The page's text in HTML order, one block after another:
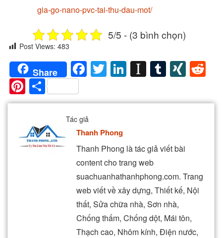
gia-go-nano-pvc-tai-thu-dau-mot/
5/5 - (3 bình chọn)
Post Views: 483
Share Facebook
Twitter
LinkedIn
Instapaper
Tumblr
Pinterest
Share
Tác giả
Thanh Phong
Thanh Phong là tác giả viết bài
content cho trang web
suachuanhathanhphong.com. Trang
web viết về xây dựng, Thiết kế, Nội
thất, Sửa chữa nhà, Sơn nhà,
Chống thấm, Chống dột, Mái tôn,
Thạch cao, Nhôm kính, Điện nước,